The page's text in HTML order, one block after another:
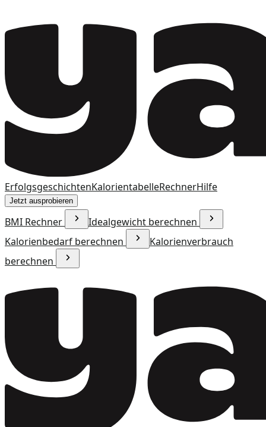
ErfolgsgeschichtenKalorientabelleRechnerHilfe
Jetzt ausprobieren
BMI Rechner
Idealgewicht berechnen
Kalorienbedarf berechnen
Kalorienverbrauch
berechnen